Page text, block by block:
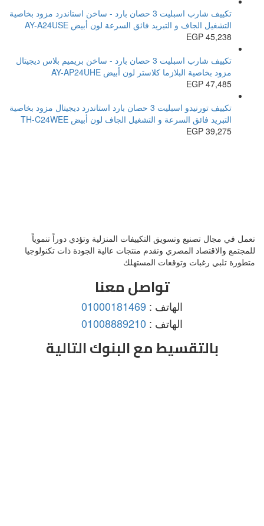
تكييف شارب اسبليت 3 حصان بارد - ساخن استاندرد مزود بخاصية
التشغيل الجاف و التبريد فائق السرعة لون أبيض AY-A24USE
EGP 45,238
تكييف شارب اسبليت 3 حصان بارد - ساخن بريميم بلاس ديجيتال
مزود بخاصية البلازما كلاستر لون أبيض AY-AP24UHE
EGP 47,485
تكييف تورنيدو اسبليت 3 حصان بارد استاندرد ديجيتال مزود بخاصية
التبريد فائق السرعة و التشغيل الجاف لون أبيض TH-C24WEE
EGP 39,275
تعمل في مجال تصنيع وتسويق التكييفات المنزلية وتؤدي دوراً تنموياً
للمجتمع والاقتصاد المصري وتقدم منتجات عالية الجودة ذات تكنولوجيا
متطورة تلبي رغبات وتوقعات المستهلك
تواصل معنا
الهاتف : 01000181469
الهاتف : 01008889210
بالتقسيط مع البنوك التالية